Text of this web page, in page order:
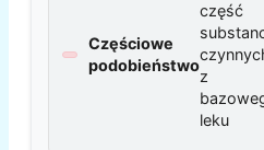
Częściowe
podobieństwo
część
z
leku